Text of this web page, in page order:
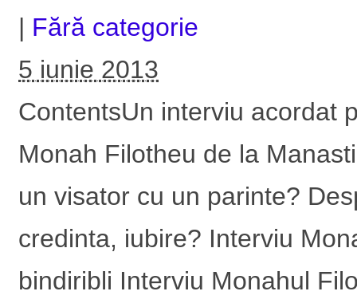
| Fără categorie
5 iunie 2013
ContentsUn interviu acordat
Monah Filotheu de la
un visator cu un parinte?
credinta, iubire? Interviu
bindiribli Interviu Monahul